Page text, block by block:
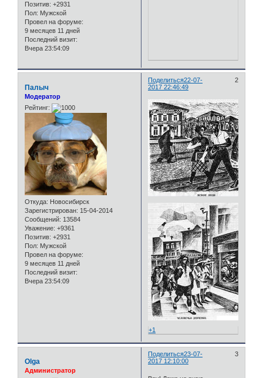
Позитив: +2931
Пол: Мужской
Провел на форуме:
9 месяцев 11 дней
Последний визит:
Вчера 23:54:09
Поделиться 2
22-07-
2017 22:46:49
Палыч
Модератор
Рейтинг:
Откуда: Новосибирск
Зарегистрирован: 15-04-2014
Сообщений: 13584
Уважение: +9361
Позитив: +2931
Пол: Мужской
Провел на форуме:
9 месяцев 11 дней
Последний визит:
Вчера 23:54:09
+1
Поделиться 3
23-07-
2017 12:10:00
Olga
Администратор